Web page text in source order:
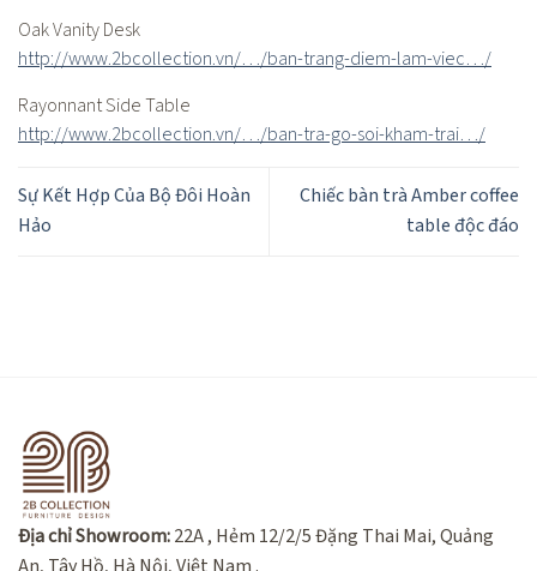
Oak Vanity Desk
http://www.2bcollection.vn/…/ban-trang-diem-lam-viec…/
Rayonnant Side Table
http://www.2bcollection.vn/…/ban-tra-go-soi-kham-trai…/
Sự Kết Hợp Của Bộ Đôi Hoàn
Hảo
Chiếc bàn trà Amber coffee
table độc đáo
Địa chỉ Showroom:22A , Hẻm 12/2/5 Đặng Thai Mai, Quảng
An, Tây Hồ, Hà Nội, Việt Nam .